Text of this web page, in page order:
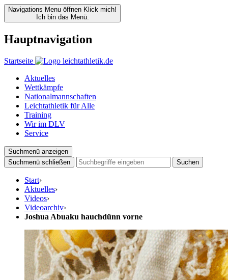
Navigations Menu öffnen Klick mich!
Ich bin das Menü.
Hauptnavigation
Startseite
Aktuelles
Wettkämpfe
Nationalmannschaften
Leichtathletik für Alle
Training
Wir im DLV
Service
Suchmenü anzeigen
Suchmenü schließen
Suchen
Start›
Aktuelles›
Videos›
Videoarchiv›
Joshua Abuaku hauchdünn vorne